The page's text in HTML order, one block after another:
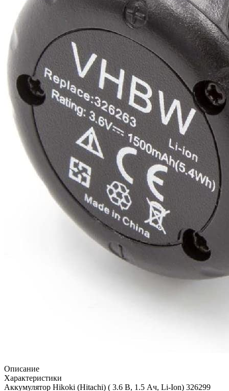
Описание
Характеристики
Аккумулятор Hikoki (Hitachi) ( 3.6 В, 1.5 Ач, Li-Ion) 326299